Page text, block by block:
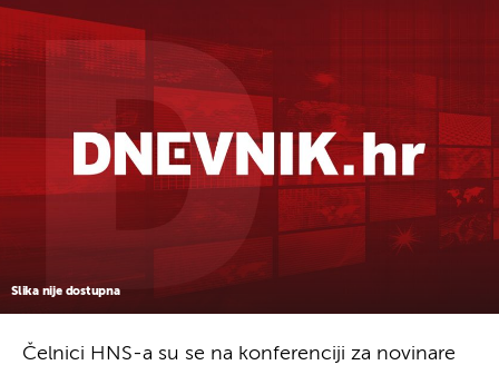
Slika nije dostupna
Čelnici HNS-a su se na konferenciji za novinare